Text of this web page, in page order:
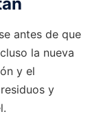
antes de que
la nueva
y el
y